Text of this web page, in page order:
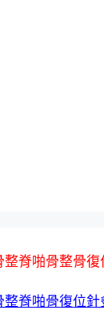
整脊啪骨整骨
整脊啪骨復位